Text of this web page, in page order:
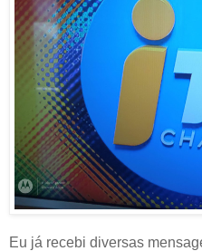
Eu já recebi diversas